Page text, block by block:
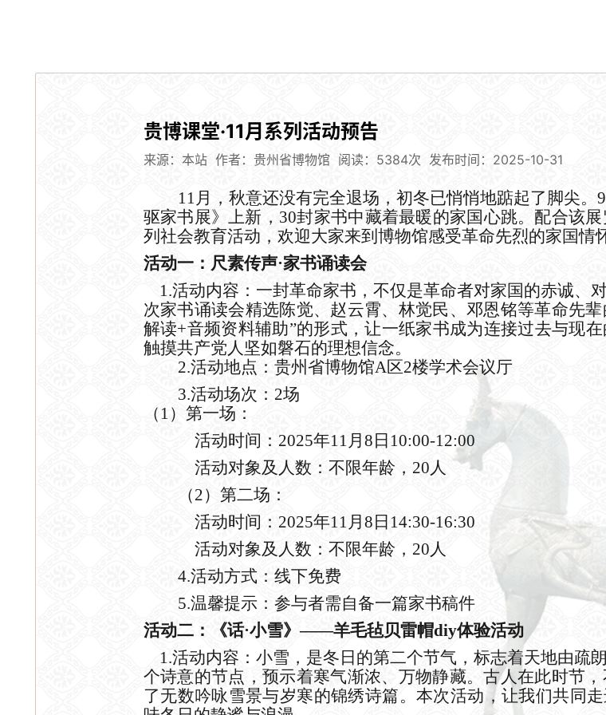
贵博课堂·11月系列活动预告
来源：本站 作者：贵州省博物馆 阅读：5384次 发布时间：2025-10-31
11月 ， 秋意还没有完全退场，初冬已悄悄地踮起了脚尖。9
驱家书展》上新 ， 30封家书中藏着最暖的家国心跳。 配合该
列 社会教育活动 ， 欢迎大家来到博物馆感受革命先烈的家国情
活动一：尺素传声·家书诵读会
1.活动内容：一封革命家书 ， 不仅是革命者对家国的赤诚、
次家书诵读会精选陈觉、赵云霄、林觉民、邓恩铭等革命先
解读+音频资料辅助”的形式，让一纸家书成为连接过去与现
触摸共产党人坚如磐石的理想信念。
2.活动地点： 贵州省博物馆A区2楼学术会议厅
3.活动场次：2场
（1）第一场：
活动时间： 2025年11月8日10:00-12:00
活动对象及人数：不限年龄， 20人
（2）第二场：
活动时间： 2025年11月 8日 14:30-16:30
活动对象及人数：不限年龄， 20人
4.活动方式：线下免费
5.温馨提示：参与者需自备一篇家书稿件
活动二：《话·小雪》——羊毛毡贝雷帽diy体验活动
1.活动内容：小雪，是冬日的第二个节气，标志着天地由疏
个诗意的节点，预示着寒气渐浓、万物静藏。古人在此时节
了无数吟咏雪景与岁寒的锦绣诗篇。本次活动，让我们共同